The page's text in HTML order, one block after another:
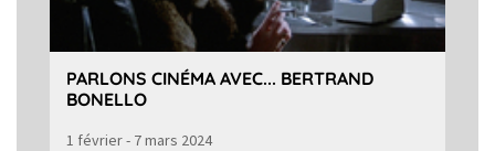
PARLONS CINÉMA AVEC... BERTRAND
BONELLO
1 février - 7 mars 2024